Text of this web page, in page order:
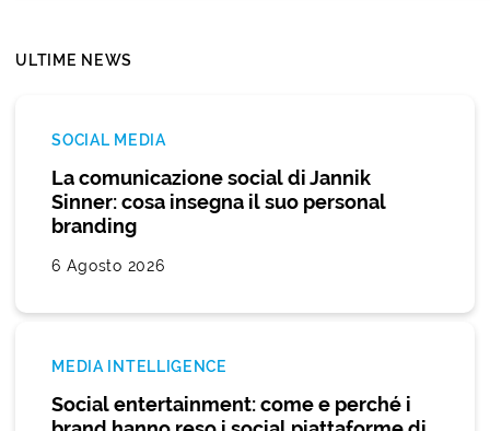
ULTIME NEWS
SOCIAL MEDIA
La comunicazione social di Jannik
Sinner: cosa insegna il suo personal
branding
6 Agosto 2026
MEDIA INTELLIGENCE
Social entertainment: come e perché i